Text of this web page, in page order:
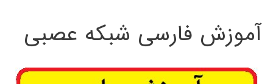
آموزش فارسی شبکه عصبی